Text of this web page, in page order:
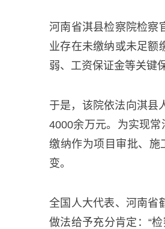
河南省淇县检察院检察
业存在未缴纳或未足额
弱、工资保证金等关键
于是，该院依法向淇县
4000余万元。为实现常
缴纳作为项目审批、施
变。
全国人大代表、河南省
做法给予充分肯定：“